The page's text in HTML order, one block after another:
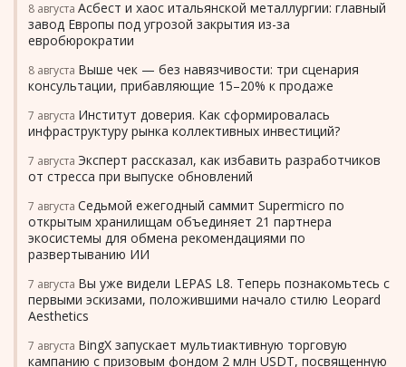
8 августа Асбест и хаос итальянской металлургии: главный
завод Европы под угрозой закрытия из-за
евробюрократии
8 августа Выше чек — без навязчивости: три сценария
консультации, прибавляющие 15–20% к продаже
7 августа Институт доверия. Как сформировалась
инфраструктуру рынка коллективных инвестиций?
7 августа Эксперт рассказал, как избавить разработчиков
от стресса при выпуске обновлений
7 августа Седьмой ежегодный саммит Supermicro по
открытым хранилищам объединяет 21 партнера
экосистемы для обмена рекомендациями по
развертыванию ИИ
7 августа Вы уже видели LEPAS L8. Теперь познакомьтесь с
первыми эскизами, положившими начало стилю Leopard
Aesthetics
7 августа BingX запускает мультиактивную торговую
кампанию с призовым фондом 2 млн USDT, посвященную